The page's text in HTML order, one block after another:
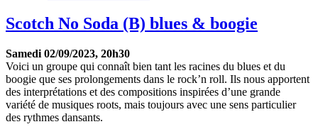
Scotch No Soda (B) blues & boogie
Samedi 02/09/2023, 20h30
Voici un groupe qui connaît bien tant les racines du blues et du
boogie que ses prolongements dans le rock’n roll. Ils nous apportent
des interprétations et des compositions inspirées d’une grande
variété de musiques roots, mais toujours avec une sens particulier
des rythmes dansants.